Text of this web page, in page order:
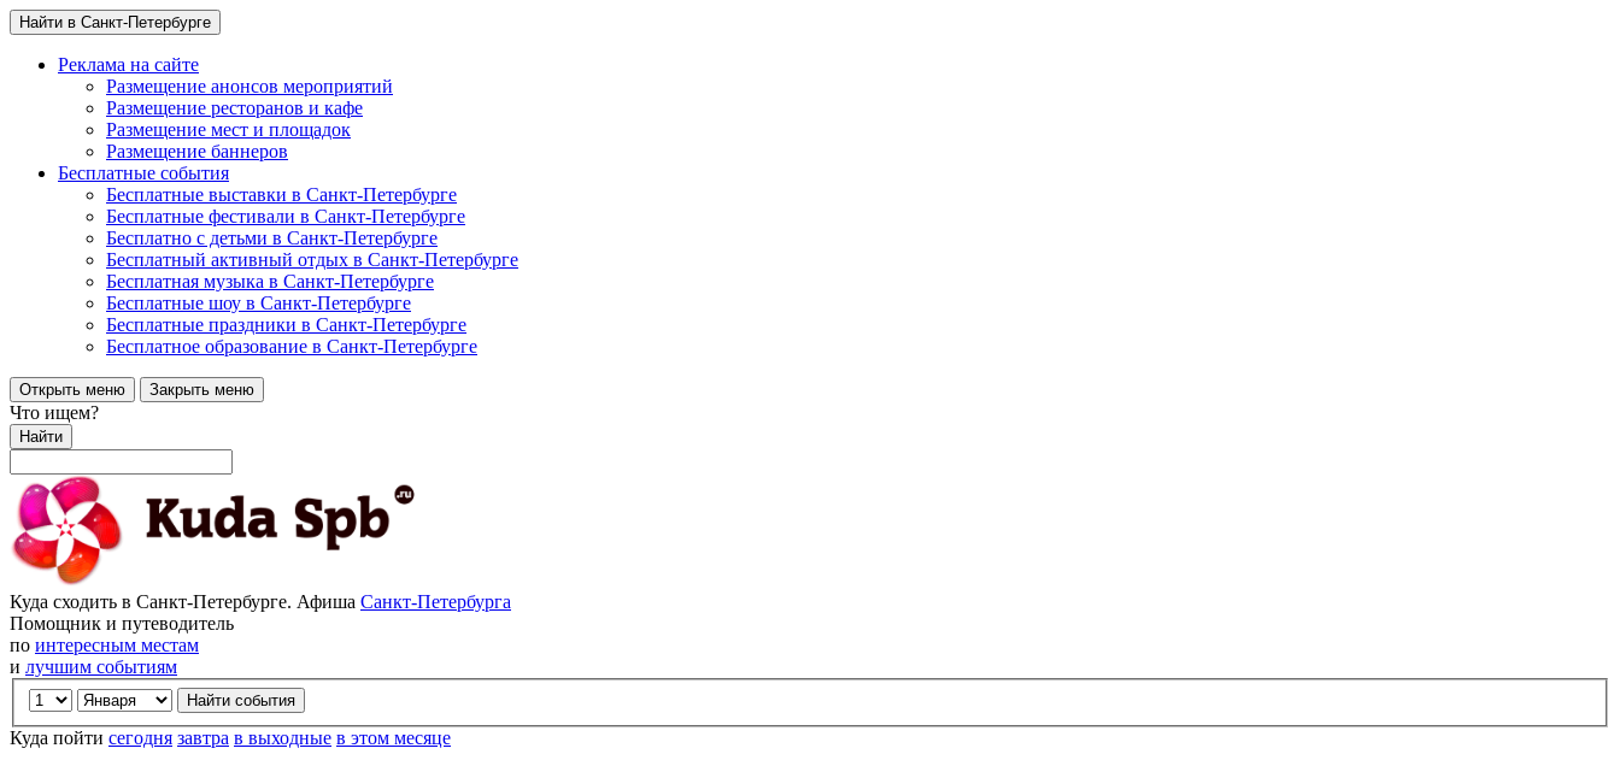
Найти в Санкт-Петербурге
Реклама на сайте
Размещение анонсов мероприятий
Размещение ресторанов и кафе
Размещение мест и площадок
Размещение баннеров
Бесплатные события
Бесплатные выставки в Санкт-Петербурге
Бесплатные фестивали в Санкт-Петербурге
Бесплатно с детьми в Санкт-Петербурге
Бесплатный активный отдых в Санкт-Петербурге
Бесплатная музыка в Санкт-Петербурге
Бесплатные шоу в Санкт-Петербурге
Бесплатные праздники в Санкт-Петербурге
Бесплатное образование в Санкт-Петербурге
Открыть меню Закрыть меню
Что ищем?
Найти
Куда сходить в Санкт-Петербурге. Афиша Санкт-Петербурга
Помощник и путеводитель
по интересным местам
и лучшим событиям
Куда пойти сегодня завтра в выходные в этом месяце